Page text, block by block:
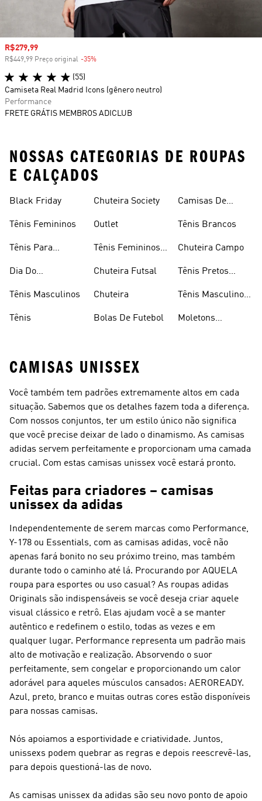
Preço com desconto
R$279,99
R$449,99 Preço original -35%
(55)
Camiseta Real Madrid Icons (gênero neutro)
Performance
FRETE GRÁTIS MEMBROS ADICLUB
NOSSAS CATEGORIAS DE ROUPAS
E CALÇADOS
Black Friday
Tênis Femininos
Tênis Para
Dia Do
Tênis Masculinos
Tênis
Chuteira Society
Outlet
Tênis Femininos
Chuteira Futsal
Chuteira
Bolas De Futebol
Camisas De
Tênis Brancos
Chuteira Campo
Tênis Pretos
Tênis Masculino
Moletons
CAMISAS UNISSEX
Você também tem padrões extremamente altos em cada
situação. Sabemos que os detalhes fazem toda a diferença.
Com nossos conjuntos, ter um estilo único não significa
que você precise deixar de lado o dinamismo. As camisas
adidas servem perfeitamente e proporcionam uma camada
crucial. Com estas camisas unissex você estará pronto.
Feitas para criadores – camisas
unissex da adidas
Independentemente de serem marcas como Performance,
Y-178 ou Essentials, com as camisas adidas, você não
apenas fará bonito no seu próximo treino, mas também
durante todo o caminho até lá. Procurando por AQUELA
roupa para esportes ou uso casual? As roupas adidas
Originals são indispensáveis se você deseja criar aquele
visual clássico e retrô. Elas ajudam você a se manter
autêntico e redefinem o estilo, todas as vezes e em
qualquer lugar. Performance representa um padrão mais
alto de motivação e realização. Absorvendo o suor
perfeitamente, sem congelar e proporcionando um calor
adorável para aqueles músculos cansados: AEROREADY.
Azul, preto, branco e muitas outras cores estão disponíveis
para nossas camisas.
Nós apoiamos a esportividade e criatividade. Juntos,
unissexs podem quebrar as regras e depois reescrevê-las,
para depois questioná-las de novo.
As camisas unissex da adidas são seu novo ponto de apoio